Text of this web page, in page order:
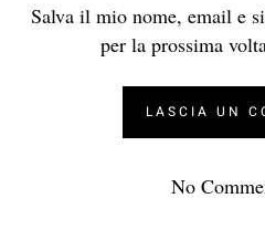
Salva il mio nome, email e
per la prossima
No